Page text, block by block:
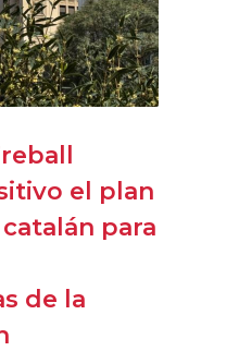
el plan
para
de la